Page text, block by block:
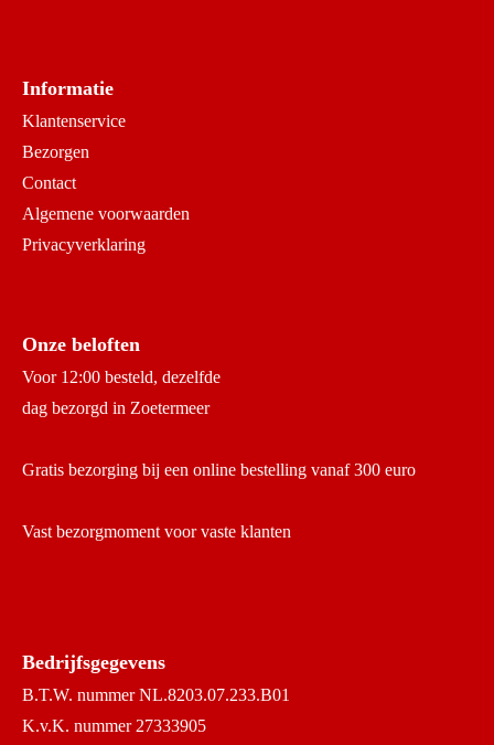
Informatie
Klantenservice
Bezorgen
Contact
Algemene voorwaarden
Privacyverklaring
Onze beloften
Voor 12:00 besteld, dezelfde
dag bezorgd in Zoetermeer
Gratis bezorging bij een online bestelling vanaf 300 euro
Vast bezorgmoment voor vaste klanten
Bedrijfsgegevens
B.T.W. nummer NL.8203.07.233.B01
K.v.K. nummer 27333905